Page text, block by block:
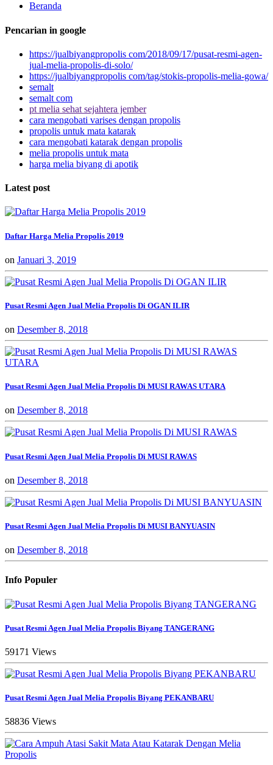
Beranda
Pencarian in google
https://jualbiyangpropolis com/2018/09/17/pusat-resmi-agen-
jual-melia-propolis-di-solo/
https://jualbiyangpropolis com/tag/stokis-propolis-melia-gowa/
semalt
semalt com
pt melia sehat sejahtera jember
cara mengobati varises dengan propolis
propolis untuk mata katarak
cara mengobati katarak dengan propolis
melia propolis untuk mata
harga melia biyang di apotik
Latest post
Daftar Harga Melia Propolis 2019
on Januari 3, 2019
Pusat Resmi Agen Jual Melia Propolis Di OGAN ILIR
on Desember 8, 2018
Pusat Resmi Agen Jual Melia Propolis Di MUSI RAWAS UTARA
on Desember 8, 2018
Pusat Resmi Agen Jual Melia Propolis Di MUSI RAWAS
on Desember 8, 2018
Pusat Resmi Agen Jual Melia Propolis Di MUSI BANYUASIN
on Desember 8, 2018
Info Populer
Pusat Resmi Agen Jual Melia Propolis Biyang TANGERANG
59171 Views
Pusat Resmi Agen Jual Melia Propolis Biyang PEKANBARU
58836 Views